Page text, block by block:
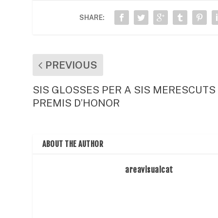
o
p
p
te
ix
SHARE:
PREVIOUS
SIS GLOSSES PER A SIS MERESCUTS
PREMIS D’HONOR
ABOUT THE AUTHOR
areavisualcat